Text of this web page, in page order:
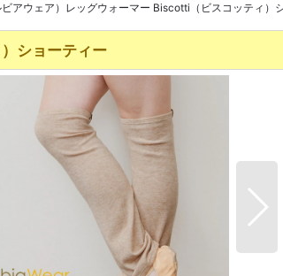
アウェア）レッグウォーマー Biscotti（ビスコッティ）
ショーティー